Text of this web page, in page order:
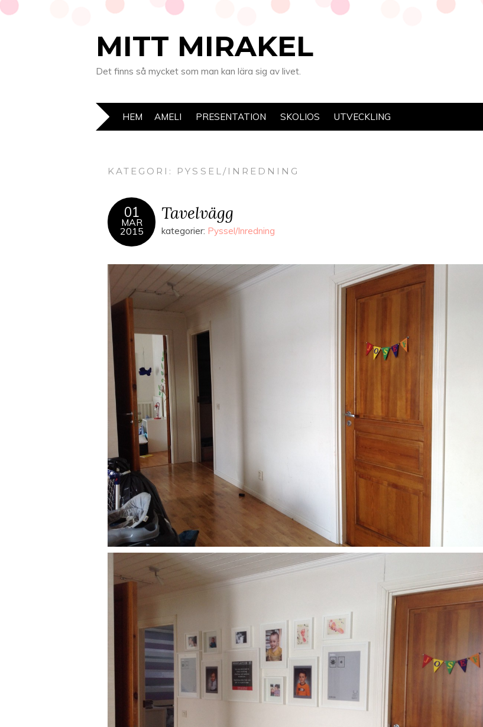
MITT MIRAKEL
Det finns så mycket som man kan lära sig av livet.
HEM AMELI PRESENTATION SKOLIOS UTVECKLING
KATEGORI: PYSSEL/INREDNING
01
MAR
2015
Tavelvägg
kategorier: Pyssel/Inredning